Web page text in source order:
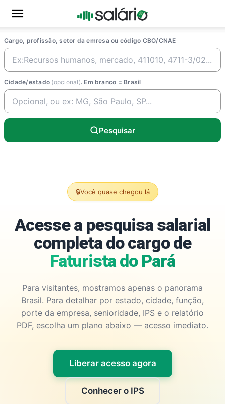
Cargo, profissão, setor da emresa ou código CBO/CNAE
Cidade/estado (opcional). Em branco = Brasil
Pesquisar
🔒Você quase chegou lá
Acesse a pesquisa salarial
completa do cargo de
Faturista do Pará
Para visitantes, mostramos apenas o panorama
Brasil. Para detalhar por estado, cidade, função,
porte da empresa, senioridade, IPS e o relatório
PDF, escolha um plano abaixo — acesso imediato.
Liberar acesso agora
Conhecer o IPS